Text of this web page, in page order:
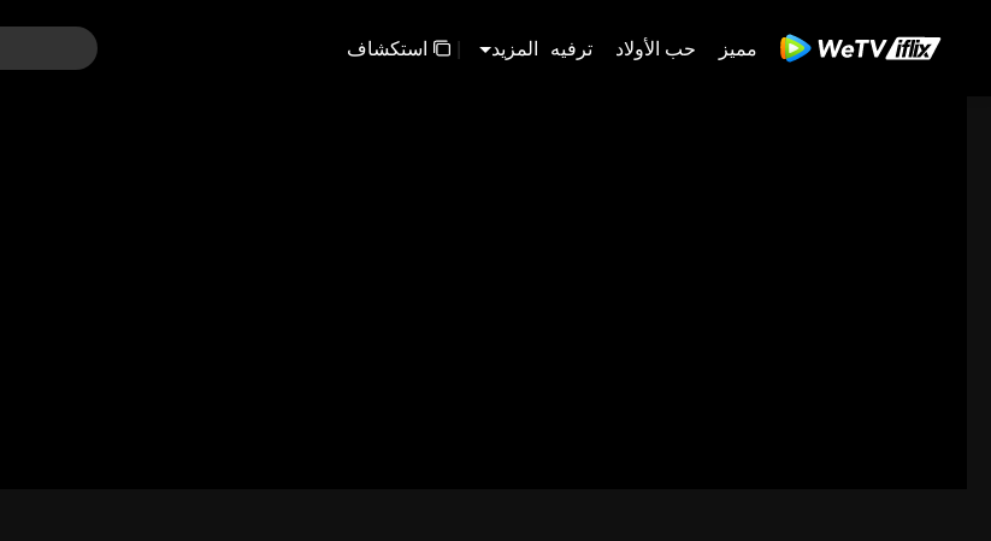
مميز حب الأولاد ترفيه المزيد | استكشاف